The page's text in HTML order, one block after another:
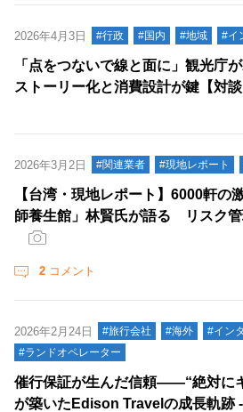
2026年4月3日 #行政 #国内 #地域 #イ
「点をつないで線と面に」観光庁
ストーリー化と消費設計が鍵【対談
2026年3月2日 #関連業者 #現地レポート
【台湾・現地レポート】6000軒の
師養生館」林賢氏が語る リスク
2 コメント
2026年2月24日 #旅行会社 #海外
#イン
#ランドオペレーター
催行保証が生んだ信頼――“絶対に
が築いたEdison Travelの成長軌跡